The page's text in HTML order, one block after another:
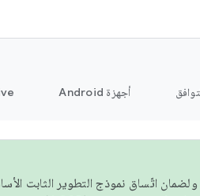
أجهزة Android
من عام 2026، ولضمان اتّساق نموذج التطوير